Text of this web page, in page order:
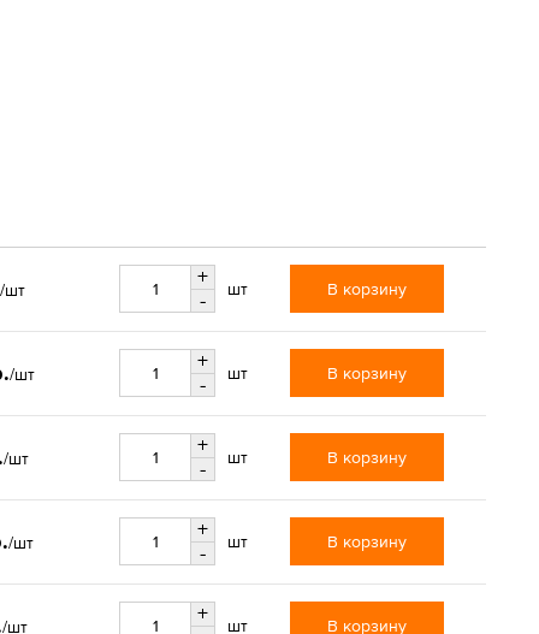
/шт
+
-
шт В корзину
/шт
+
-
шт В корзину
/шт
+
-
шт В корзину
/шт
+
-
шт В корзину
/шт
+
шт В корзину